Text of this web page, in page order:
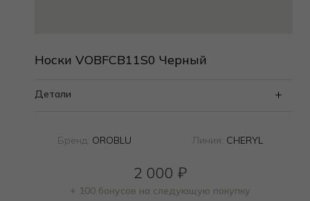
Носки VOBFCB11S0 Черный
Детали
Бренд: OROBLU Линия: CHERYL
2 000 ₽
+ 100 бонусов на следующую покупку